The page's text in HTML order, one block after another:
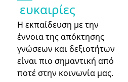
ευκαιρίες
Η εκπαίδευση με την
έννοια της απόκτησης
γνώσεων και δεξιοτήτων
είναι πιο σημαντική από
ποτέ στην κοινωνία μας.